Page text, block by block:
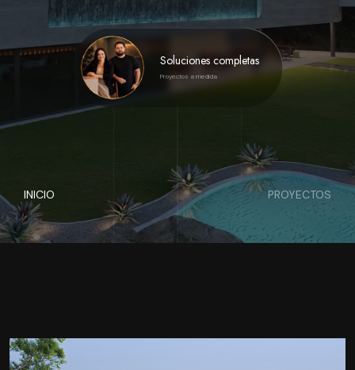
Soluciones completas
Proyectos a medida
INICIO PROYECTOS